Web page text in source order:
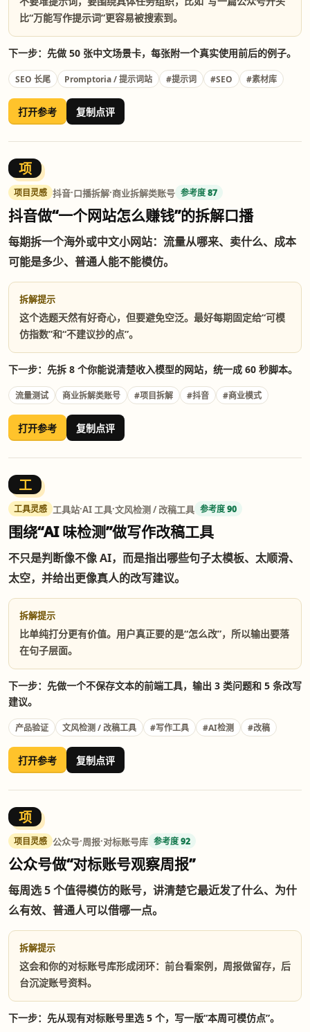
比“万能写作提示词”更容易被搜索到。
下一步：先做 50 张中文场景卡，每张附一个真实使用前后的例子。
SEO 长尾 Promptoria / 提示词站 #提示词 #SEO #素材库
打开参考 复制点评
项
项目灵感 抖音·口播拆解·商业拆解类账号 参考度 87
抖音做“一个网站怎么赚钱”的拆解口播
每期拆一个海外或中文小网站：流量从哪来、卖什么、成本
可能是多少、普通人能不能模仿。
拆解提示
这个选题天然有好奇心，但要避免空泛。最好每期固定给“可模
仿指数”和“不建议抄的点”。
下一步：先拆 8 个你能说清楚收入模型的网站，统一成 60 秒脚本。
流量测试 商业拆解类账号 #项目拆解 #抖音 #商业模式
打开参考 复制点评
工
工具灵感 工具站·AI 工具·文风检测 / 改稿工具 参考度 90
围绕“AI 味检测”做写作改稿工具
不只是判断像不像 AI，而是指出哪些句子太模板、太顺滑、
太空，并给出更像真人的改写建议。
拆解提示
比单纯打分更有价值。用户真正要的是“怎么改”，所以输出要落
在句子层面。
下一步：先做一个不保存文本的前端工具，输出 3 类问题和 5 条改写
建议。
产品验证 文风检测 / 改稿工具 #写作工具 #AI检测 #改稿
打开参考 复制点评
项
项目灵感 公众号·周报·对标账号库 参考度 92
公众号做“对标账号观察周报”
每周选 5 个值得模仿的账号，讲清楚它最近发了什么、为什
么有效、普通人可以借哪一点。
拆解提示
这会和你的对标账号库形成闭环：前台看案例，周报做留存，后
台沉淀账号资料。
下一步：先从现有对标账号里选 5 个，写一版“本周可模仿点”。